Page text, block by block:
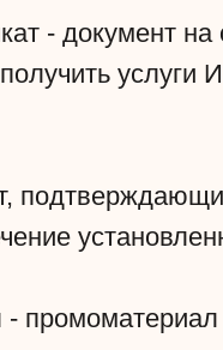
- документ